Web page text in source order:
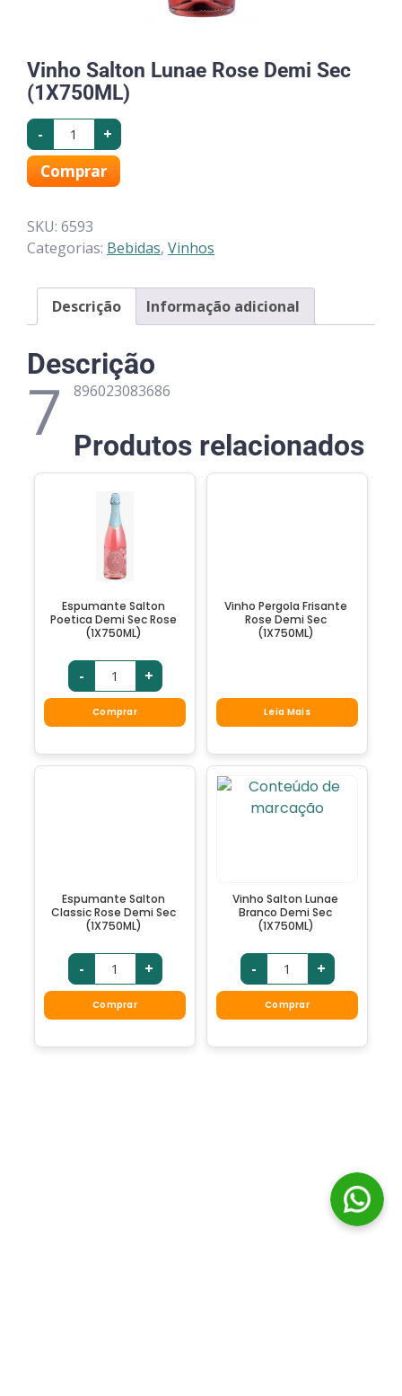
Vinho Salton Lunae Rose Demi Sec
(1X750ML)
- +
Comprar
SKU: 6593
Categorias: Bebidas, Vinhos
Descrição Informação adicional
Descrição
7 896023083686
Produtos relacionados
Espumante Salton
Poetica Demi Sec Rose
(1X750ML)
- +
Comprar
Vinho Pergola Frisante
Rose Demi Sec
(1X750ML)
Leia Mais
Espumante Salton
Classic Rose Demi Sec
(1X750ML)
- +
Comprar
Vinho Salton Lunae
Branco Demi Sec
(1X750ML)
- +
Comprar